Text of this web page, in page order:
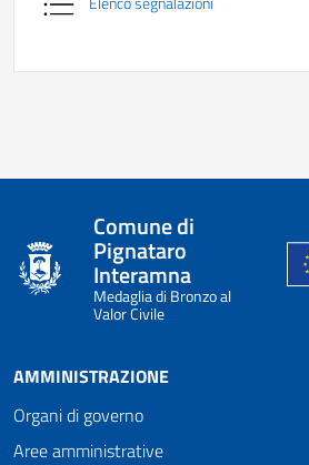
Comune di
Pignataro
Interamna
Medaglia di Bronzo al
Valor Civile
AMMINISTRAZIONE
Organi di governo
Aree amministrative